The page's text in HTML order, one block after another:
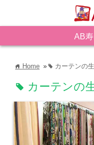
AB
home Home » tag カーテンの
tag カーテンの